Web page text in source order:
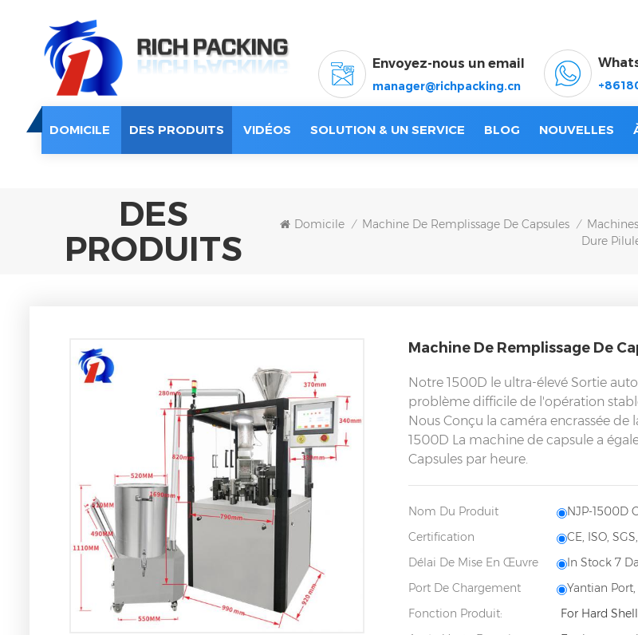
Envoyez-nous un email
manager@richpacking.cn
DOMICILE DES PRODUITS VIDÉOS SOLUTION & UN SERVICE BLOG NOUVELLES
DES
PRODUITS
Domicile / Machine De Remplissage De Capsules /
Dure
Machine De Remplissage De
Notre 1500D le ultra-élevé Sortie
problème difficile de l'opération
Nous Conçu la caméra encrassée
1500D La machine de capsule a
Capsules par heure.
Nom Du Produit
NJP-1500D
Certification
CE, ISO,
Délai De Mise En Œuvre
In Stock 7
Port De Chargement
Yantian
Fonction Produit:
For Hard